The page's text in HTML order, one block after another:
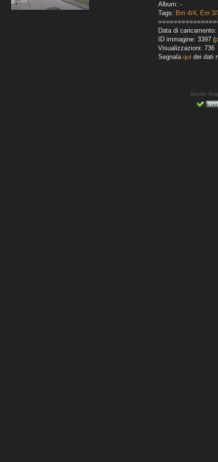
Album: -
Tags: Bm 4/4, Em
Data di
ID immagine: 3397 (
Visualizzazioni: 736
Segnala qui dei dati
Sandro